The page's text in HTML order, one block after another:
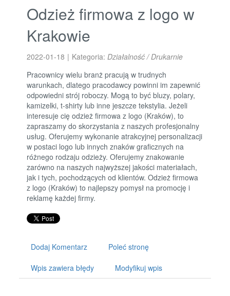
Odzież firmowa z logo w
Krakowie
2022-01-18 | Kategoria: Działalność / Drukarnie
Pracownicy wielu branż pracują w trudnych
warunkach, dlatego pracodawcy powinni im zapewnić
odpowiedni strój roboczy. Mogą to być bluzy, polary,
kamizelki, t-shirty lub inne jeszcze tekstylia. Jeżeli
interesuje cię odzież firmowa z logo (Kraków), to
zapraszamy do skorzystania z naszych profesjonalny
usług. Oferujemy wykonanie atrakcyjnej personalizacji
w postaci logo lub innych znaków graficznych na
różnego rodzaju odzieży. Oferujemy znakowanie
zarówno na naszych najwyższej jakości materiałach,
jak i tych, pochodzących od klientów. Odzież firmowa
z logo (Kraków) to najlepszy pomysł na promocję i
reklamę każdej firmy.
Dodaj Komentarz Poleć stronę
Wpis zawiera błędy Modyfikuj wpis